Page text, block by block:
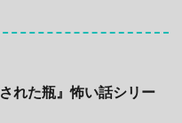
れた瓶』怖い話シリー